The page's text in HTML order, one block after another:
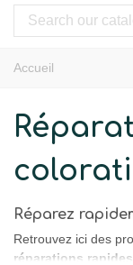
Accueil
Réparez
Retrouvez ici des
réparations rapides